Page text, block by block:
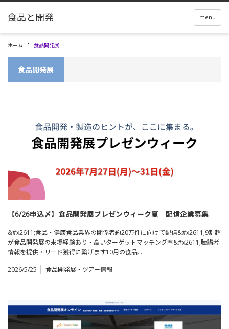
menu
ホーム 食品開発展
食品開発展
【6/26申込〆】食品開発展プレゼンウィーク夏 配信企業募集
&#x2611;食品・健康食品業界の関係者約20万件に向けて配信&#x2611;9割超
が食品開発展の来場経験あり・高いターゲットマッチング率&#x2611;聴講者
情報を提供・リード獲得に繋げます10月の食品…
2026/5/25
食品開発展・ツアー情報